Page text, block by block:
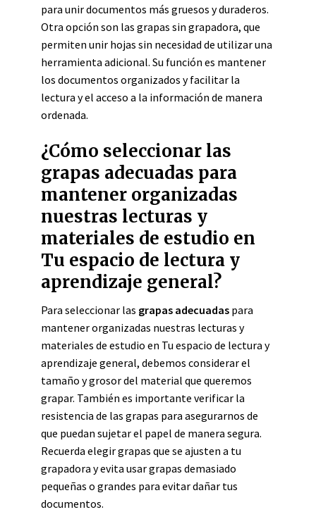
para unir documentos más gruesos y duraderos.
Otra opción son las grapas sin grapadora, que
permiten unir hojas sin necesidad de utilizar una
herramienta adicional. Su función es mantener
los documentos organizados y facilitar la
lectura y el acceso a la información de manera
ordenada.
¿Cómo seleccionar las
grapas adecuadas para
mantener organizadas
nuestras lecturas y
materiales de estudio en
Tu espacio de lectura y
aprendizaje general?
Para seleccionar las grapas adecuadas para
mantener organizadas nuestras lecturas y
materiales de estudio en Tu espacio de lectura y
aprendizaje general, debemos considerar el
tamaño y grosor del material que queremos
grapar. También es importante verificar la
resistencia de las grapas para asegurarnos de
que puedan sujetar el papel de manera segura.
Recuerda elegir grapas que se ajusten a tu
grapadora y evita usar grapas demasiado
pequeñas o grandes para evitar dañar tus
documentos.